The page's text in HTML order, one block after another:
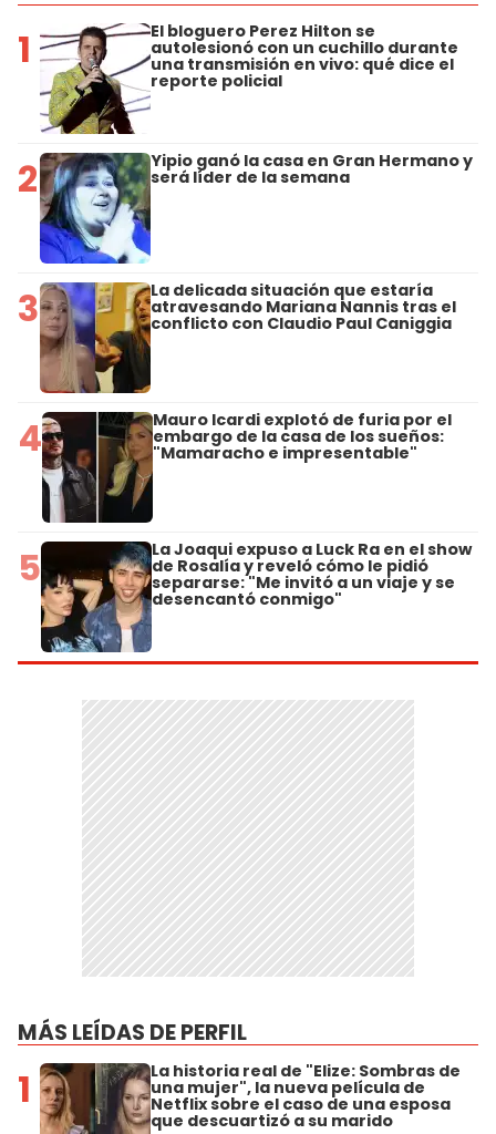
1 El bloguero Perez Hilton se
autolesionó con un cuchillo durante
una transmisión en vivo: qué dice el
reporte policial
2 Yipio ganó la casa en Gran Hermano y
será líder de la semana
3 La delicada situación que estaría
atravesando Mariana Nannis tras el
conflicto con Claudio Paul Caniggia
4 Mauro Icardi explotó de furia por el
embargo de la casa de los sueños:
"Mamaracho e impresentable"
5 La Joaqui expuso a Luck Ra en el show
de Rosalía y reveló cómo le pidió
separarse: "Me invitó a un viaje y se
desencantó conmigo"
MÁS LEÍDAS DE PERFIL
1 La historia real de "Elize: Sombras de
una mujer", la nueva película de
Netflix sobre el caso de una esposa
que descuartizó a su marido